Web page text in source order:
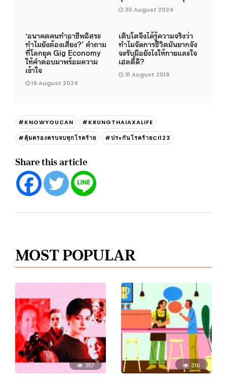
30 August 2024
‘อนาคตคนทำอาชีพอิสระ
ทำไมยังต้องเสี่ยง?’ คำถาม
ที่โลกยุค Gig Economy
ให้คำตอบมาพร้อมความ
เข้าใจ
16 August 2024
เติบโตจึงได้รู้ความจริงว่า
ทำไมจัดการชีวิตมันยากจัง
จะรับมือยังไงให้กายและใจ
เฮลตี้ดี?
31 August 2019
#KNOWYOUCAN
#KRUNGTHAIAXALIFE
#คุ้มครองครบจบทุกโรคร้าย
#ประกันโรคร้ายCI123
Share this article
MOST POPULAR
357 316